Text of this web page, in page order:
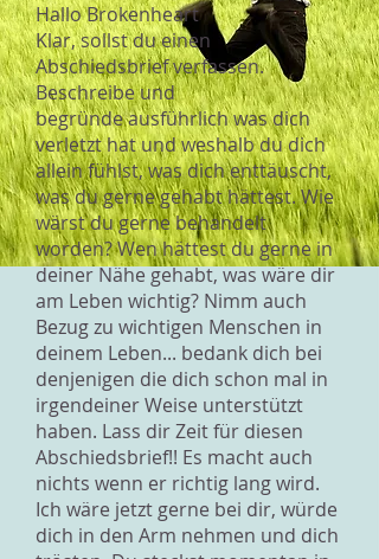
Hallo Brokenheart
Klar, sollst du einen
Abschiedsbrief verfassen.
Beschreibe und
begründe ausführlich was dich
verletzt hat und weshalb du dich
allein fühlst, was dich enttäuscht,
was du gerne gehabt hättest. Wie
wärst du gerne behandelt
worden? Wen hättest du gerne in
deiner Nähe gehabt, was wäre dir
am Leben wichtig? Nimm auch
Bezug zu wichtigen Menschen in
deinem Leben... bedank dich bei
denjenigen die dich schon mal in
irgendeiner Weise unterstützt
haben. Lass dir Zeit für diesen
Abschiedsbrief!! Es macht auch
nichts wenn er richtig lang wird.
Ich wäre jetzt gerne bei dir, würde
dich in den Arm nehmen und dich